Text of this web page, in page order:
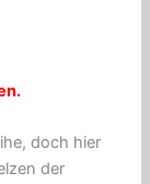
doch hier
der